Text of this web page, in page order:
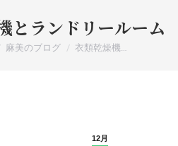
とランドリールーム
here:
麻美のブログ 衣類乾燥機…
12月